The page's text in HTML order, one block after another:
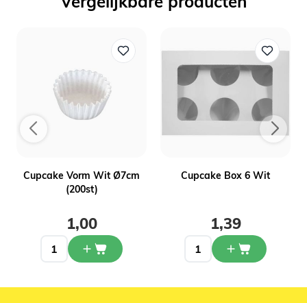
Cupcake Vorm Wit Ø7cm
(200st)
1,00
Cupcake Box 6 Wit
1,39